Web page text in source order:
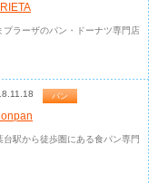
プラーザのパン・ドーナツ専門店
パン
台駅から徒歩圏にある食パン専門